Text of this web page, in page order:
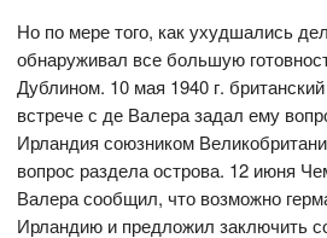
Но по мере того, как ухудшались
обнаруживал все большую
Дублином. 10 мая 1940 г.
встрече с де Валера задал ему
Ирландия союзником
вопрос раздела острова. 12 июня
Валера сообщил, что возможно
Ирландию и предложил заключить